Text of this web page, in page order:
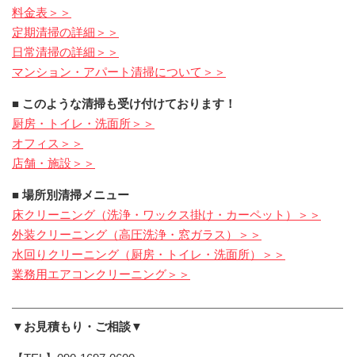
料金表＞＞
定期清掃の詳細＞＞
日常清掃の詳細＞＞
マンション・アパート清掃について＞＞
■ このような清掃も受け付けております！
厨房・トイレ・洗面所＞＞
オフィス＞＞
店舗・施設＞＞
■ 場所別清掃メニュー
床クリーニング（洗浄・ワックス掛け・カーペット）＞＞
外装クリーニング（高圧洗浄・窓ガラス）＞＞
水回りクリーニング（厨房・トイレ・洗面所）＞＞
業務用エアコンクリーニング＞＞
▼お見積もり・ご相談▼